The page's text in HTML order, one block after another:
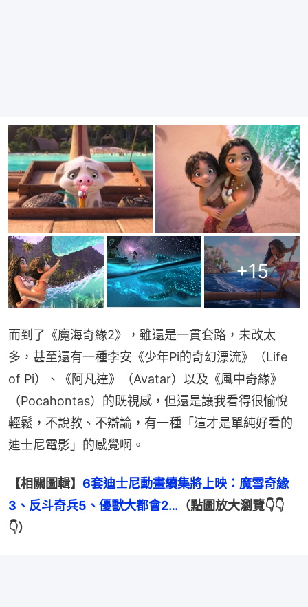
+15
而到了《魔海奇緣2》，雖還是一貫套路，未改太
多，甚至還有一種李安《少年Pi的奇幻漂流》（Life
of Pi）、《阿凡達》（Avatar）以及《風中奇緣》
（Pocahontas）的既視感，但還是讓我看得很愉悅
輕鬆，不說教、不辯論，有一種「這才是單純好看的
迪士尼電影」的感覺啊。
【相關圖輯】 6套迪士尼動畫續集將上映：魔雪奇緣
3、反斗奇兵5、優獸大都會2… （點圖放大瀏覽👇👇
👇）